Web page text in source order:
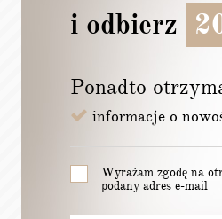
i odbierz
Ponadto
informacje o
Wyrażam zgodę na
podany adres e-mail